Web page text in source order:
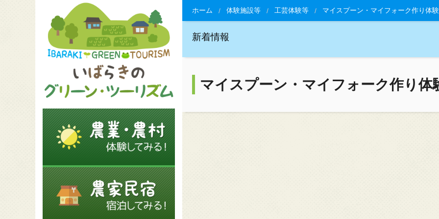
ホーム 体験施設等 工芸体験等 マイスプーン・マイフォーク作り体験
新着情報
マイスプーン・マイフォーク作り体